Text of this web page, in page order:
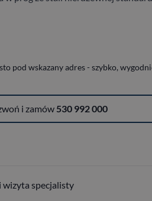
pod wskazany adres - szybko,
i zamów 530 992 000
wizyta specjalisty